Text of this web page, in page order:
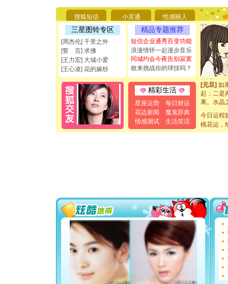
搜狐短信 小灵通 性感丽人
三星图铃专区
[周杰伦] 千里之外
[誓 言] 求佛
[王力宏] 大城小爱
[王心凌] 花的嫁纱
精品专题推荐
短信企业通秀百变功能
浪漫情怀一起漫步音乐
同城约会今夜告别寂寞
敢来挑战你的球技吗？
精彩生活
星座运势
每日财运
花边新闻
魔鬼辞典
情感测试
生活笑话
[圣诞节]
能正大光
都要快乐
[圣诞节]
如意,快
[元旦]看
断电。爱
你是我专
[元旦]如
起；二是
离。水晶
[元旦] 当
泣，这痛
卖了。水
[春节]风
要平安！
[圣诞节]
能正大光
都要快乐
[圣诞节]
如意,快
[元旦]
看
断电。
你是我
[元旦] 如
今日运程
桃花运，